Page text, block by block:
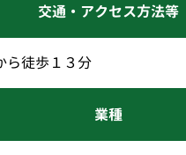
交通・アクセス方法等
ら徒歩１３分
業種